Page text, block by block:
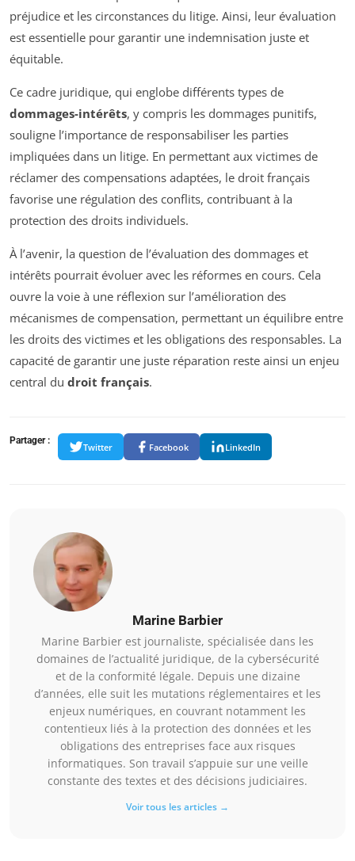
préjudice et les circonstances du litige. Ainsi, leur évaluation
est essentielle pour garantir une indemnisation juste et
équitable.
Ce cadre juridique, qui englobe différents types de
dommages-intérêts, y compris les dommages punitifs,
souligne l’importance de responsabiliser les parties
impliquées dans un litige. En permettant aux victimes de
réclamer des compensations adaptées, le droit français
favorise une régulation des conflits, contribuant à la
protection des droits individuels.
À l’avenir, la question de l’évaluation des dommages et
intérêts pourrait évoluer avec les réformes en cours. Cela
ouvre la voie à une réflexion sur l’amélioration des
mécanismes de compensation, permettant un équilibre entre
les droits des victimes et les obligations des responsables. La
capacité de garantir une juste réparation reste ainsi un enjeu
central du droit français.
Partager :
Twitter Facebook LinkedIn
Marine Barbier
Marine Barbier est journaliste, spécialisée dans les
domaines de l’actualité juridique, de la cybersécurité
et de la conformité légale. Depuis une dizaine
d’années, elle suit les mutations réglementaires et les
enjeux numériques, en couvrant notamment les
contentieux liés à la protection des données et les
obligations des entreprises face aux risques
informatiques. Son travail s’appuie sur une veille
constante des textes et des décisions judiciaires.
Voir tous les articles →